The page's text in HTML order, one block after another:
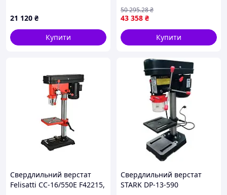
модель ZJQ5125, арт. 68-
ZJQ5125
21 120 ₴
Купити
плавне регулювання
обертів
43 358 ₴
50 295.28₴
Купити
Свердлильний верстат
Felisatti СС-16/550Е F42215,
Свердлильний верстат
STARK DP-13-590